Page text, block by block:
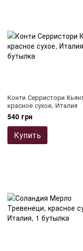
Конти Серристори
красное сухое, Италия
540 грн
Купить